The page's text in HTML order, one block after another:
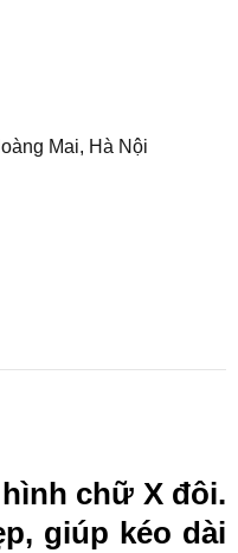
Mai, Hà Nội
chữ X đôi.
giúp kéo dài